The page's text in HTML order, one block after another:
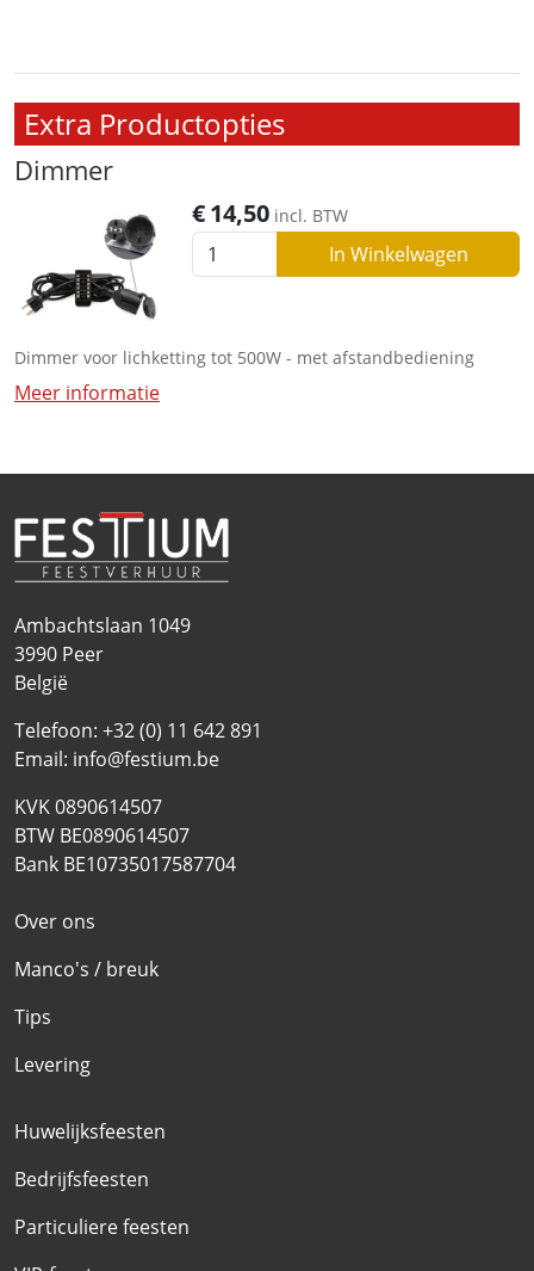
Extra Productopties
Dimmer
€14,50 incl. BTW
In Winkelwagen
Dimmer voor lichketting tot 500W - met afstandbediening
Meer informatie
Ambachtslaan 1049
3990 Peer
België
Telefoon: +32 (0) 11 642 891
Email: info@festium.be
KVK 0890614507
BTW BE0890614507
Bank BE10735017587704
Over ons
Manco's / breuk
Tips
Levering
Huwelijksfeesten
Bedrijfsfeesten
Particuliere feesten